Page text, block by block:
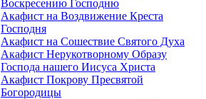
Воскресению Господню
Акафист на Воздвижение Креста
Господня
Акафист на Сошествие Святого Духа
Акафист Нерукотворному Образу
Господа нашего Иисуса Христа
Акафист Покрову Пресвятой
Богородицы